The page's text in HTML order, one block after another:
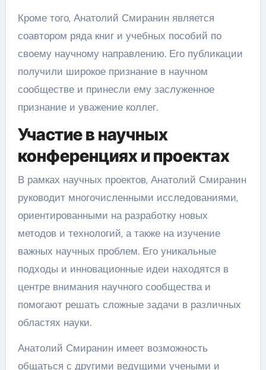
Кроме того, Анатолий Смиранин является
соавтором ряда книг и учебных пособий по
своему научному направлению. Его публикации
получили широкое признание в научном
сообществе и принесли ему заслуженное
признание и уважение коллег.
Участие в научных
конференциях и проектах
В рамках научных проектов, Анатолий Смиранин
руководит многочисленными исследованиями,
ориентированными на разработку новых
методов и технологий, а также на изучение
важных научных проблем. Его уникальные
подходы и инновационные идеи находятся в
центре внимания научного сообщества и
помогают решать сложные задачи в различных
областях науки.
Анатолий Смиранин имеет возможность
общаться с другими ведущими учеными и